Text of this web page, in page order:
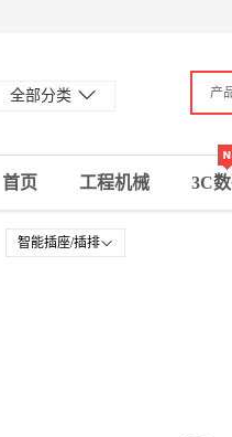
全部分类 产
首页 工程机械 3C
智能插座/插排